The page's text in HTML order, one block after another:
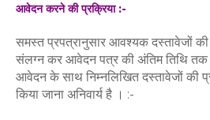
आवेदन करने की प्रक्रिया :-
समस्त प्रपत्रानुसार आवश्यक दस्तावेजों की
संलग्न कर आवेदन पत्र की अंतिम तिथि तक
आवेदन के साथ निम्नलिखित दस्तावेजों की
किया जाना अनिवार्य है । :-